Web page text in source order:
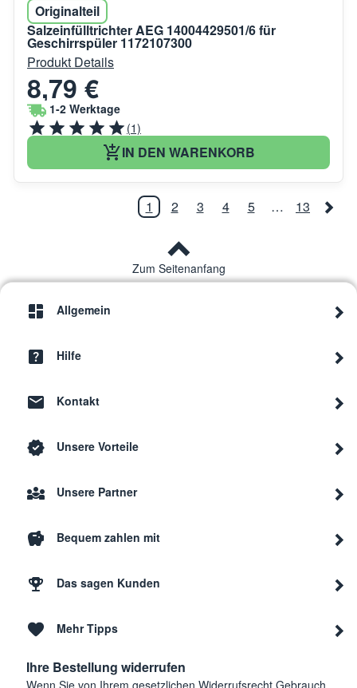
Originalteil
Salzeinfülltrichter AEG 14004429501/6 für
Geschirrspüler 1172107300
Produkt Details
8,79 €
1-2 Werktage
(1)
IN DEN WARENKORB
1 2 3 4 5 … 13
Zum Seitenanfang
Allgemein
Hilfe
Kontakt
Unsere Vorteile
Unsere Partner
Bequem zahlen mit
Das sagen Kunden
Mehr Tipps
Ihre Bestellung widerrufen
Wenn Sie von Ihrem gesetzlichen Widerrufsrecht Gebrauch